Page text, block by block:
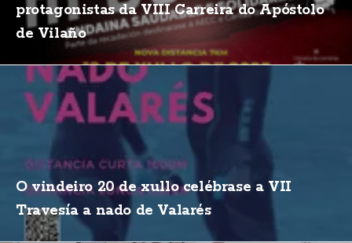
protagonistas da VIII Carreira do Apóstolo
de Vilaño
O vindeiro 20 de xullo celébrase a VII
Travesía a nado de Valarés